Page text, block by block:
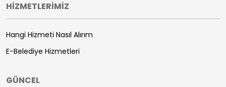
HİZMETLERİMİZ
Hangi Hizmeti Nasıl Alırım
E-Belediye Hizmetleri
GÜNCEL